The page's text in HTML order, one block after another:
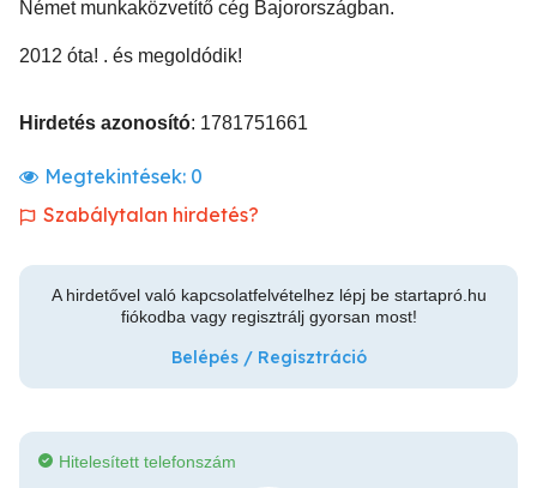
Német munkaközvetítő cég Bajorországban.
2012 óta! . és megoldódik!
Hirdetés azonosító: 1781751661
Megtekintések: 0
Szabálytalan hirdetés?
A hirdetővel való kapcsolatfelvételhez lépj be startapró.hu
fiókodba vagy regisztrálj gyorsan most!
Belépés / Regisztráció
Hitelesített telefonszám